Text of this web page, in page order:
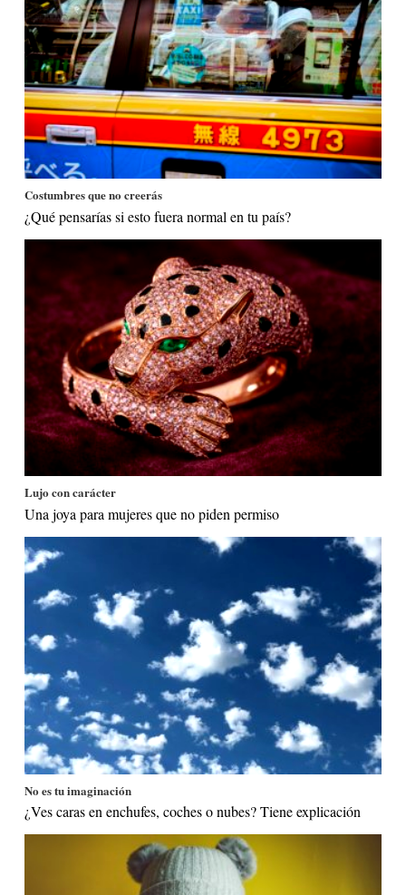
Costumbres que no creerás
¿Qué pensarías si esto fuera normal en tu país?
Lujo con carácter
Una joya para mujeres que no piden permiso
No es tu imaginación
¿Ves caras en enchufes, coches o nubes? Tiene explicación